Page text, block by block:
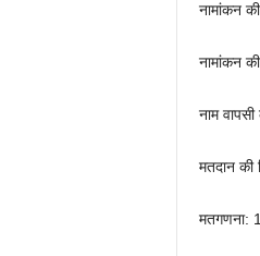
नामांकन
नामांकन
नाम
मतदान की
मतगणना: